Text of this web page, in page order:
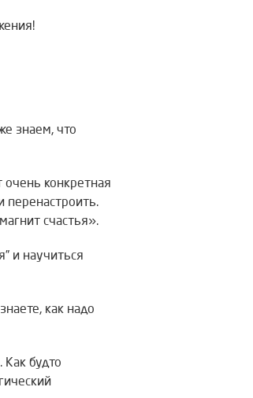
знаем, что
конкретная
перенастроить.
счастья».
и научиться
как надо
будто